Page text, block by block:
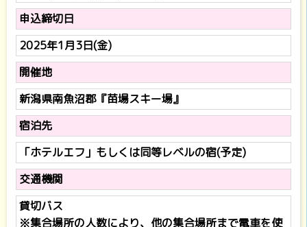
申込締切日
2025年1月3日(金)
開催地
新潟県南魚沼郡『苗場スキー場』
宿泊先
「ホテルエフ」もしくは同等レベルの宿(予定)
交通機関
貸切バス
※集合場所の人数により、他の集合場所まで電車を使